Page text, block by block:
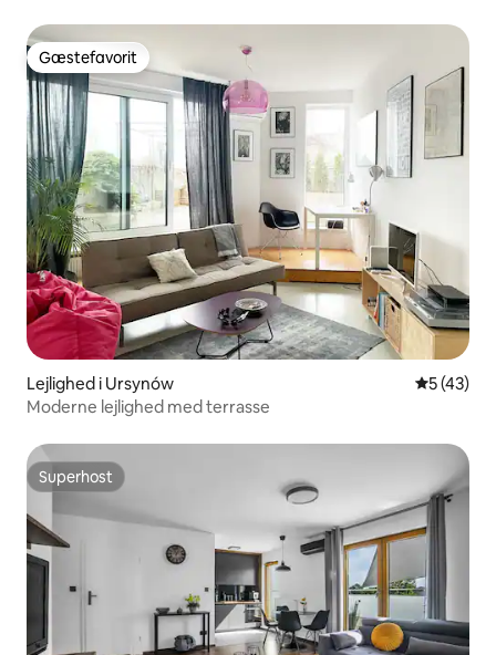
Gæstefavorit
Gæstefavorit
Lejlighed i Ursynów 5 ud af 5 i
5 (43)
Moderne lejlighed med terrasse
Superhost
Superhost